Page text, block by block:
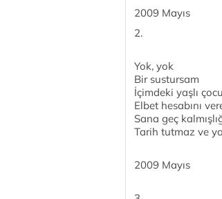
2009 Mayıs
2.
Yok, yok
Bir sustursam
İçimdeki yaşlı
Elbet hesabını
Sana geç
Tarih tutmaz ve
2009 Mayıs